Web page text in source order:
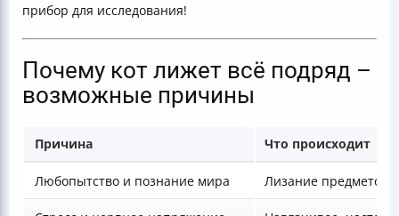
прибор для исследования!
Почему кот лижет всё подряд –
возможные причины
Причина Что происходит
Любопытство и познание мира Лизание предметов